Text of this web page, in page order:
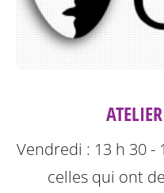
Vendredi : 13 h 30 -
celles qui ont